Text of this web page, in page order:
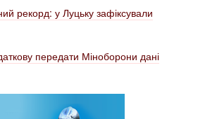
рекорд: у Луцьку зафіксували
передати Міноборони дані